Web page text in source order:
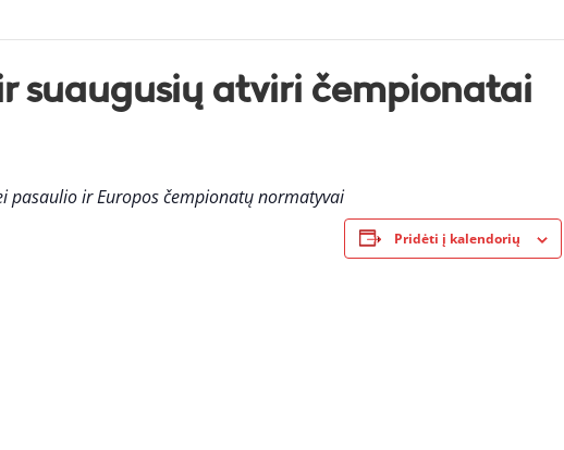
suaugusių atviri čempionatai
ir Europos čempionatų normatyvai
Pridėti į kalendorių